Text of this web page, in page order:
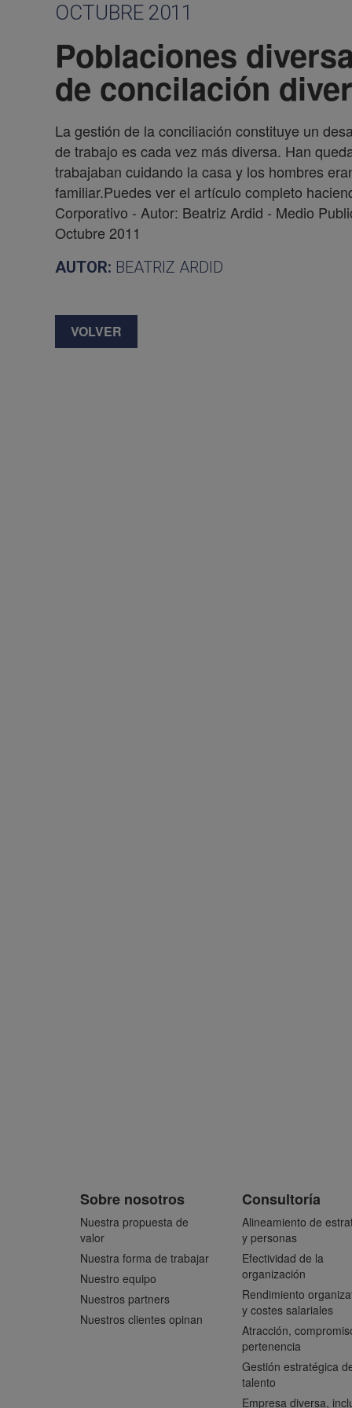
OCTUBRE 2011
Poblaciones
de concilación
La gestión de la conciliación constituye un
de trabajo es cada vez más diversa. Han
trabajaban cuidando la casa y los hombres
familiar.Puedes ver el artículo completo
Corporativo - Autor: Beatriz Ardid - Medio
Octubre 2011
AUTOR: BEATRIZ ARDID
VOLVER
Sobre nosotros
Nuestra propuesta de
valor
Nuestra forma de trabajar
Nuestro equipo
Nuestros partners
Nuestros clientes opinan
Consultoría
Alineamiento de
y personas
Efectividad de la
organización
Rendimiento
y costes salariales
Atracción,
pertenencia
Gestión estratégica
talento
Empresa diversa,